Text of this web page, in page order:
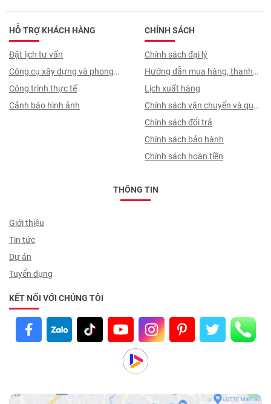
HỖ TRỢ KHÁCH HÀNG
Đặt lịch tư vấn
Công cụ xây dựng và phong
thuỷ
Công trình thực tế
Cảnh báo hình ảnh
CHÍNH SÁCH
Chính sách đại lý
Hướng dẫn mua hàng, thanh
toán, quy trình ký hợp đồng
Lịch xuất hàng
Chính sách vận chuyển và quy
trình giao nhận
Chính sách đổi trả
Chính sách bảo hành
Chính sách hoàn tiền
THÔNG TIN
Giới thiệu
Tin tức
Dự án
Tuyển dụng
KẾT NỐI VỚI CHÚNG TÔI